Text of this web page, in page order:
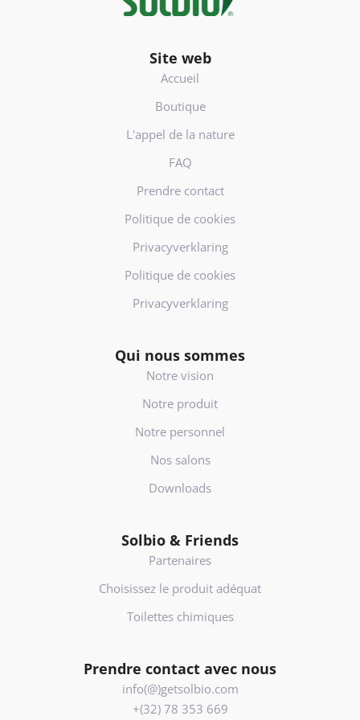
Site web
Accueil
Boutique
L'appel de la nature
FAQ
Prendre contact
Politique de cookies
Privacyverklaring
Politique de cookies
Privacyverklaring
Qui nous sommes
Notre vision
Notre produit
Notre personnel
Nos salons
Downloads
Solbio & Friends
Partenaires
Choisissez le produit adéquat
Toilettes chimiques
Prendre contact avec nous
info(@)getsolbio.com
+(32) 78 353 669